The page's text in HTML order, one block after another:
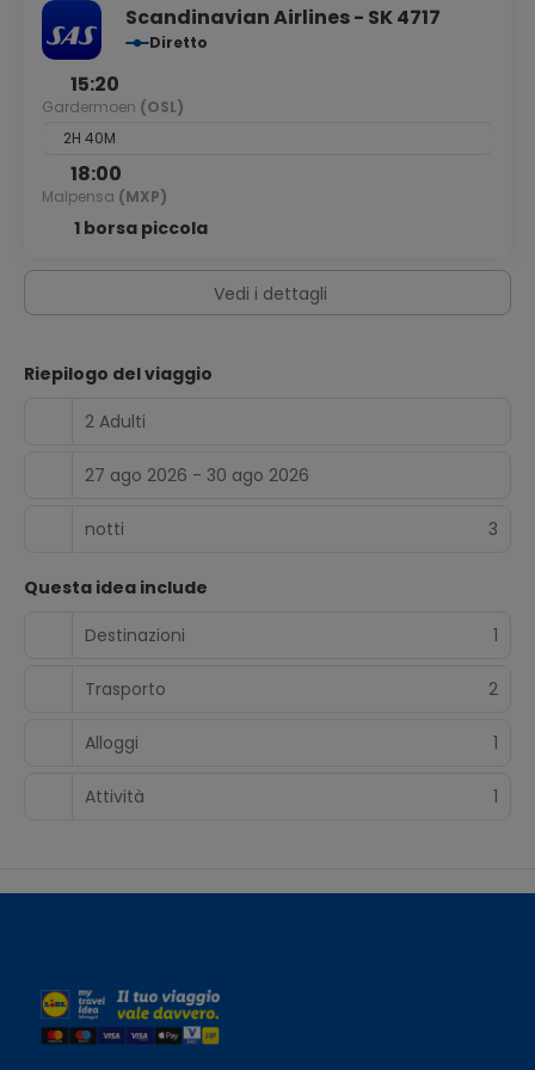
Scandinavian Airlines - SK 4717
Diretto
15:20
Gardermoen (OSL)
2H 40M
18:00
Malpensa (MXP)
1 borsa piccola
Vedi i dettagli
Riepilogo del viaggio
2 Adulti
27 ago 2026 - 30 ago 2026
notti 3
Questa idea include
Destinazioni
1
Trasporto 2
Alloggi 1
Attività 1